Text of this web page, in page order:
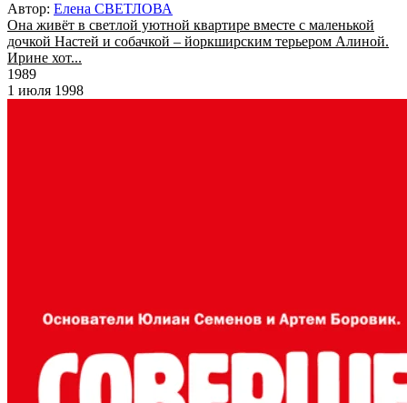
Автор: Елена СВЕТЛОВА
Она живёт в светлой уютной квартире вместе с маленькой
дочкой Настей и собачкой – йоркширским терьером Алиной.
Ирине хот...
1989
1 июля 1998